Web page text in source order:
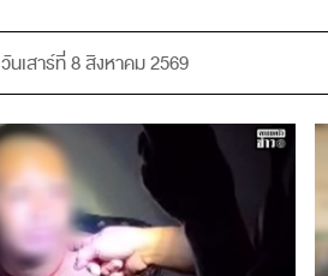
วันเสาร์ที่ 8 สิงหาคม 2569